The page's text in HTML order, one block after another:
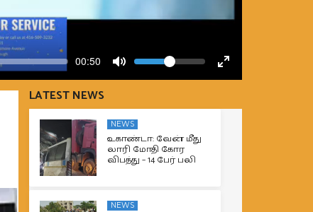
Current
00:58
Mute
Volume
Fullscreen
LATEST NEWS
NEWS
உகாண்டா: வேன் மீது
லாரி மோதி கோர
விபத்து – 14 பேர் பலி
NEWS